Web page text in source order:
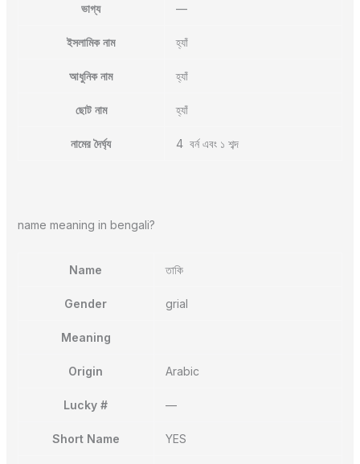
ভাগ্য —
ইসলামিক নাম হ্যাঁ
আধুনিক নাম হ্যাঁ
ছোট নাম হ্যাঁ
নামের দৈর্ঘ্য 4 বর্ন এবং ১ শব্দ
name meaning in bengali?
Name তাকি
Gender grial
Meaning
Origin Arabic
Lucky # —
Short Name YES